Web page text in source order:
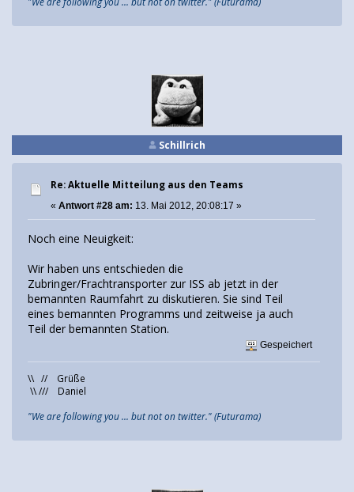
Schillrich
Re: Aktuelle Mitteilung aus den Teams
« Antwort #28 am: 13. Mai 2012, 20:08:17 »
Noch eine Neuigkeit:
Wir haben uns entschieden die
Zubringer/Frachtransporter zur ISS ab jetzt in der
bemannten Raumfahrt zu diskutieren. Sie sind Teil
eines bemannten Programms und zeitweise ja auch
Teil der bemannten Station.
Gespeichert
\\ // Grüße
\\ /// Daniel
"We are following you ... but not on twitter." (Futurama)